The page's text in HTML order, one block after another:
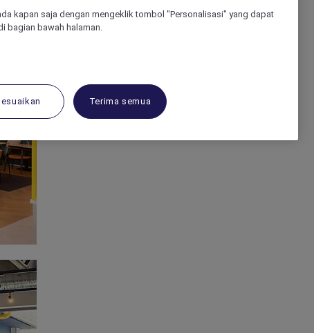
kapan saja dengan mengeklik tombol "Personalisasi" yang dapat
bagian bawah halaman.
Terima semua